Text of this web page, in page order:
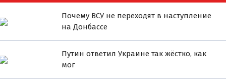
Почему ВСУ не переходят в наступление
на Донбассе
Путин ответил Украине так жёстко, как
мог